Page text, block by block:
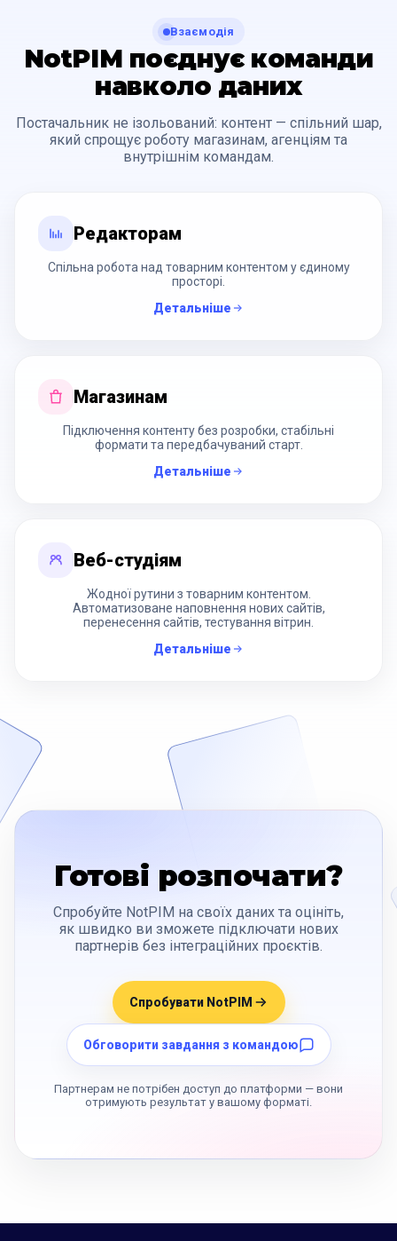
Взаємодія
NotPIM поєднує команди
навколо даних
Постачальник не ізольований: контент — спільний шар,
який спрощує роботу магазинам, агенціям та
внутрішнім командам.
Редакторам
Спільна робота над товарним контентом у єдиному
просторі.
Детальніше
Магазинам
Підключення контенту без розробки, стабільні
формати та передбачуваний старт.
Детальніше
Веб-студіям
Жодної рутини з товарним контентом.
Автоматизоване наповнення нових сайтів,
перенесення сайтів, тестування вітрин.
Детальніше
Готові розпочати?
Спробуйте NotPIM на своїх даних та оцініть,
як швидко ви зможете підключати нових
партнерів без інтеграційних проєктів.
Спробувати NotPIM
Обговорити завдання з командою
Партнерам не потрібен доступ до платформи — вони
отримують результат у вашому форматі.